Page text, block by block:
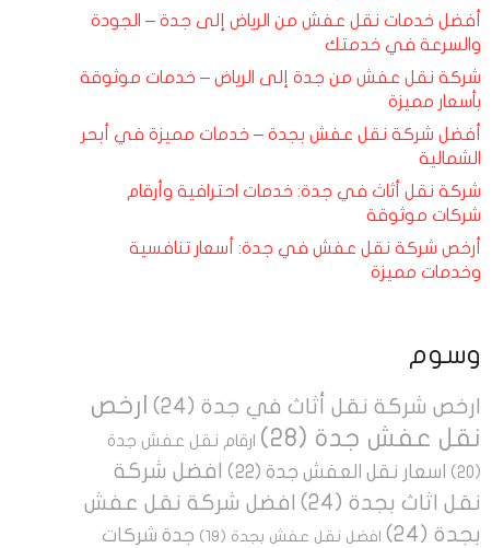
أفضل خدمات نقل عفش من الرياض إلى جدة – الجودة
والسرعة في خدمتك
شركة نقل عفش من جدة إلى الرياض – خدمات موثوقة
بأسعار مميزة
أفضل شركة نقل عفش بجدة – خدمات مميزة في أبحر
الشمالية
شركة نقل أثاث في جدة: خدمات احترافية وأرقام
شركات موثوقة
أرخص شركة نقل عفش في جدة: أسعار تنافسية
وخدمات مميزة
وسوم
ارخص شركة نقل أثاث في جدة(24)
ارخص
نقل عفش جدة (28)
ارقام نقل عفش جدة
(20)
اسعار نقل العفش جدة(22)
افضل شركة
نقل اثاث بجدة(24)
افضل شركة نقل عفش
بجدة(24) افضل نقل عفش بجدة (19)
جدة شركات